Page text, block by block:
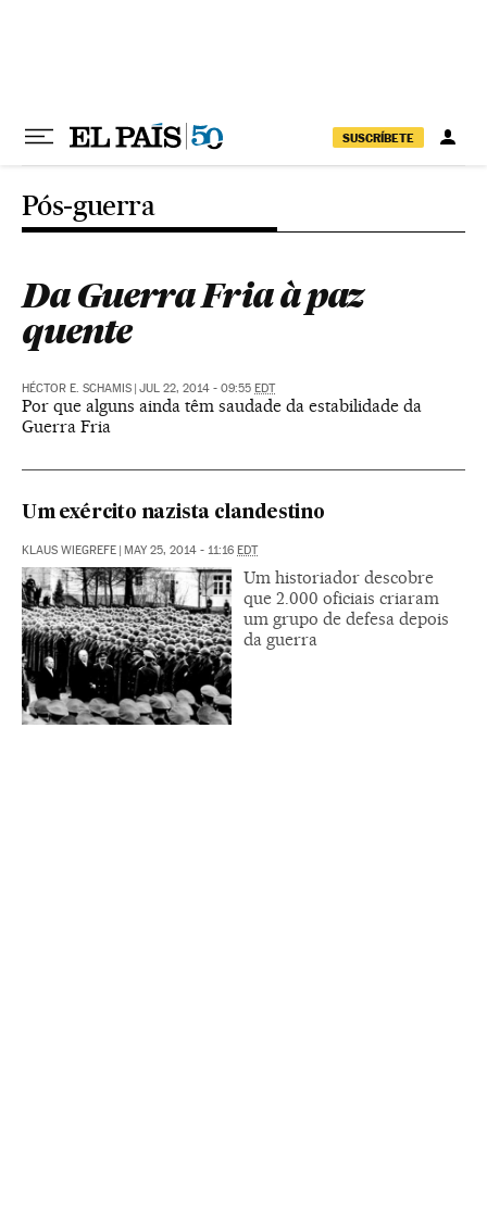
SUSCRÍBETE
Pós-guerra
Da Guerra Fria à paz
quente
HÉCTOR E. SCHAMIS | JUL 22, 2014 - 09:55 EDT
Por que alguns ainda têm saudade da estabilidade da
Guerra Fria
Um exército nazista clandestino
KLAUS WIEGREFE | MAY 25, 2014 - 11:16 EDT
Um historiador descobre
que 2.000 oficiais criaram
um grupo de defesa depois
da guerra